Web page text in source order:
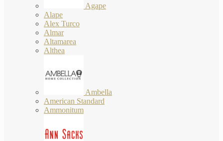
Agape
Alape
Alex Turco
Almar
Altamarea
Althea
Ambella
American Standard
Ammonitum